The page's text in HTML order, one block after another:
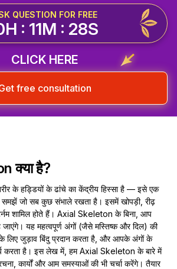
QUESTION FOR FREE
: 11M : 27S
CLICK HERE
free consultation
क्या है?
के हड्डियों के ढांचे का केंद्रीय हिस्सा है — इसे एक
समझें जो सब कुछ संभाले रखता है। इसमें खोपड़ी, रीढ़
शामिल होते हैं। Axial Skeleton के बिना, आप
यह महत्वपूर्ण अंगों (जैसे मस्तिष्क और दिल) की
के लिए जुड़ाव बिंदु प्रदान करता है, और आपके अंगों के
करता है। इस लेख में, हम Axial Skeleton के बारे में
कार्यों और आम समस्याओं की भी चर्चा करेंगे। तैयार